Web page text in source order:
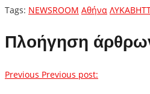
Tags: NEWSROOM Αθήνα
Πλοήγηση
Previous Previous post: